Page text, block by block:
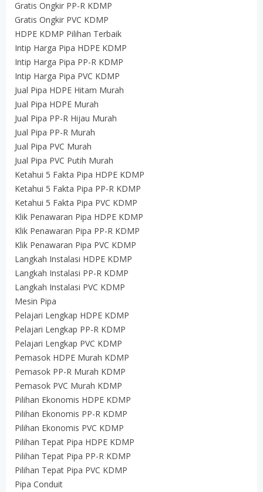
Gratis Ongkir PP-R KDMP
Gratis Ongkir PVC KDMP
HDPE KDMP Pilihan Terbaik
Intip Harga Pipa HDPE KDMP
Intip Harga Pipa PP-R KDMP
Intip Harga Pipa PVC KDMP
Jual Pipa HDPE Hitam Murah
Jual Pipa HDPE Murah
Jual Pipa PP-R Hijau Murah
Jual Pipa PP-R Murah
Jual Pipa PVC Murah
Jual Pipa PVC Putih Murah
Ketahui 5 Fakta Pipa HDPE KDMP
Ketahui 5 Fakta Pipa PP-R KDMP
Ketahui 5 Fakta Pipa PVC KDMP
Klik Penawaran Pipa HDPE KDMP
Klik Penawaran Pipa PP-R KDMP
Klik Penawaran Pipa PVC KDMP
Langkah Instalasi HDPE KDMP
Langkah Instalasi PP-R KDMP
Langkah Instalasi PVC KDMP
Mesin Pipa
Pelajari Lengkap HDPE KDMP
Pelajari Lengkap PP-R KDMP
Pelajari Lengkap PVC KDMP
Pemasok HDPE Murah KDMP
Pemasok PP-R Murah KDMP
Pemasok PVC Murah KDMP
Pilihan Ekonomis HDPE KDMP
Pilihan Ekonomis PP-R KDMP
Pilihan Ekonomis PVC KDMP
Pilihan Tepat Pipa HDPE KDMP
Pilihan Tepat Pipa PP-R KDMP
Pilihan Tepat Pipa PVC KDMP
Pipa Conduit